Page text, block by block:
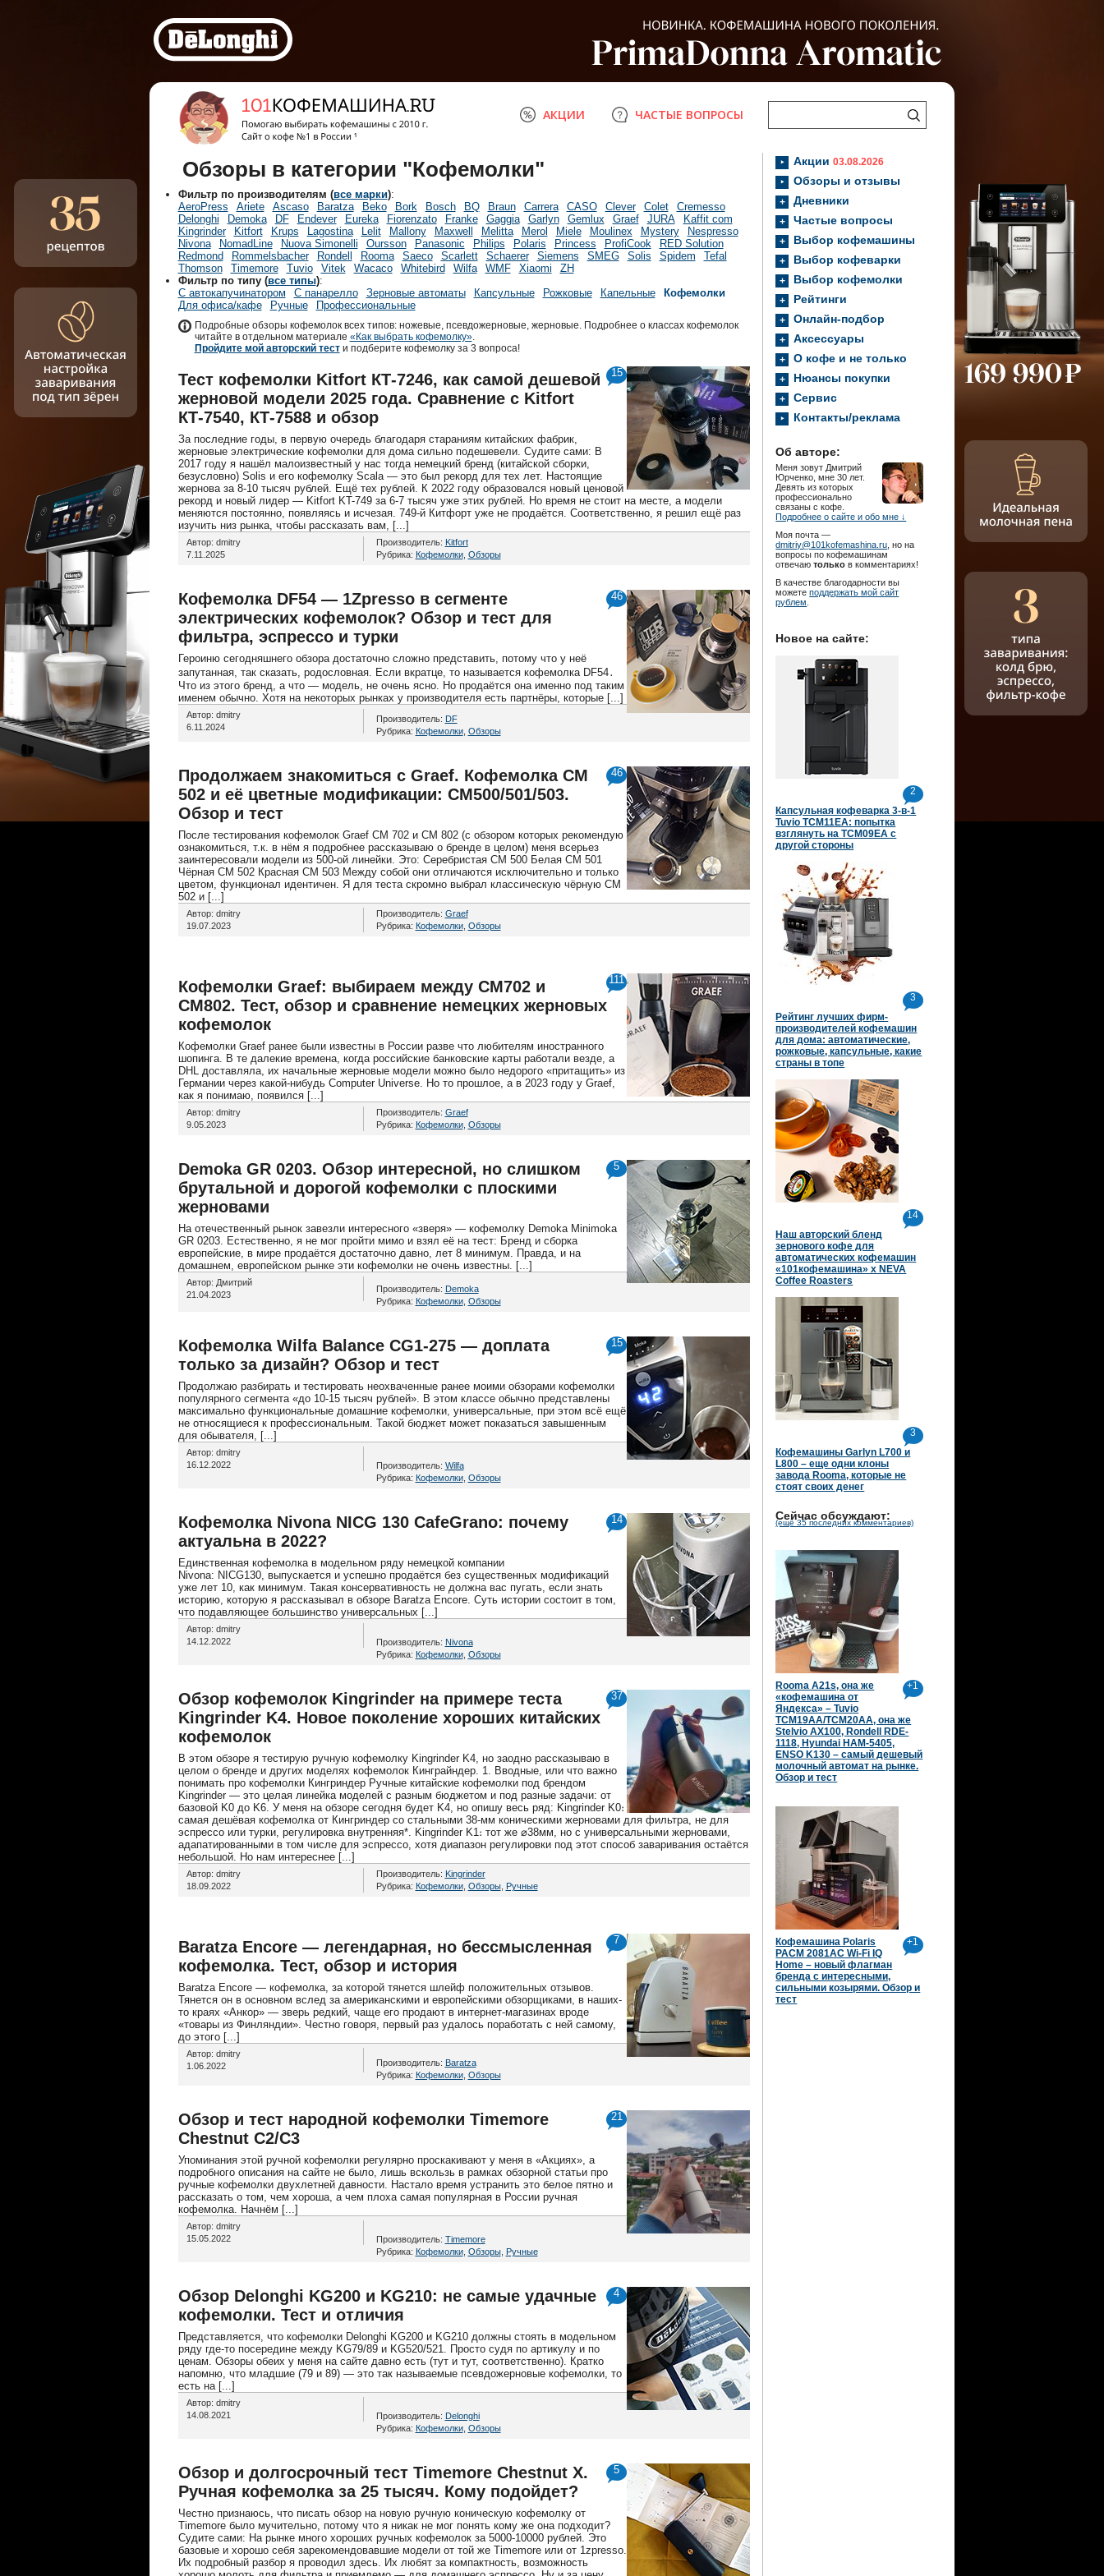
АКЦИИ ЧАСТЫЕ ВОПРОСЫ
Обзоры в категории "Кофемолки"
Фильтр по производителям (все марки):
AeroPress
Ariete Ascaso Baratza Beko Bork Bosch BQ Braun Carrera CASO Clever Colet
Cremesso
Delonghi
Demoka DF Endever Eureka Fiorenzato Franke Gaggia Garlyn Gemlux Graef JURA
Kaffit com
Kingrinder
Kitfort Krups Lagostina Lelit Mallony Maxwell Melitta Merol Miele Moulinex Mystery
Nespresso
Nivona
NomadLine Nuova Simonelli Oursson Panasonic Philips Polaris Princess ProfiCook
RED Solution
Redmond
Rommelsbacher Rondell Rooma Saeco Scarlett Schaerer Siemens SMEG Solis Spidem
Tefal
Thomson
Timemore Tuvio Vitek Wacaco Whitebird Wilfa WMF Xiaomi
ZH
Фильтр по типу (все типы):
С автокапучинатором
С панарелло Зерновые автоматы Капсульные Рожковые Капельные
Кофемолки
Для офиса/кафе
Ручные Профессиональные
Подробные обзоры кофемолок всех типов: ножевые, псевдожерновые, жерновые. Подробнее о классах кофемолок
читайте в отдельном материале «Как выбрать кофемолку».
Пройдите мой авторский тести подберите кофемолку за 3 вопроса!
15
Тест кофемолки Kitfort КТ-7246, как самой дешевой
жерновой модели 2025 года. Сравнение с Kitfort
КТ-7540, КТ-7588 и обзор
За последние годы, в первую очередь благодаря стараниям китайских фабрик,
жерновые электрические кофемолки для дома сильно подешевели. Судите сами: В
2017 году я нашёл малоизвестный у нас тогда немецкий бренд (китайской сборки,
безусловно) Solis и его кофемолку Scala — это был рекорд для тех лет. Настоящие
жернова за 8-10 тысяч рублей. Ещё тех рублей. К 2022 году образовался новый ценовой
рекорд и новый лидер — Kitfort KT-749 за 6-7 тысяч уже этих рублей. Но время не стоит на месте, а модели
меняются постоянно, появляясь и исчезая. 749-й Китфорт уже не продаётся. Соответственно, я решил ещё раз
изучить низ рынка, чтобы рассказать вам, [...]
Автор: dmitry
7.11.2025
Производитель: Kitfort
Рубрика: Кофемолки, Обзоры
46
Кофемолка DF54 — 1Zpresso в сегменте
электрических кофемолок? Обзор и тест для
фильтра, эспрессо и турки
Героиню сегодняшнего обзора достаточно сложно представить, потому что у неё
запутанная, так сказать, родословная. Если вкратце, то называется кофемолка DF54․
Что из этого бренд, а что — модель, не очень ясно. Но продаётся она именно под таким
именем обычно. Хотя на некоторых рынках у производителя есть партнёры, которые [...]
Автор: dmitry
6.11.2024
Производитель: DF
Рубрика: Кофемолки, Обзоры
46
Продолжаем знакомиться с Graef. Кофемолка CM
502 и её цветные модификации: CM500/501/503.
Обзор и тест
После тестирования кофемолок Graef CM 702 и CM 802 (с обзором которых рекомендую
ознакомиться, т.к. в нём я подробнее рассказываю о бренде в целом) меня всерьез
заинтересовали модели из 500-ой линейки. Это: Серебристая CM 500 Белая CM 501
Чёрная CM 502 Красная CM 503 Между собой они отличаются исключительно и только
цветом, функционал идентичен. Я для теста скромно выбрал классическую чёрную CM
502 и [...]
Автор: dmitry
19.07.2023
Производитель: Graef
Рубрика: Кофемолки, Обзоры
111
Кофемолки Graef: выбираем между CM702 и
CM802. Тест, обзор и сравнение немецких жерновых
кофемолок
Кофемолки Graef ранее были известны в России разве что любителям иностранного
шопинга. В те далекие времена, когда российские банковские карты работали везде, а
DHL доставляла, их начальные жерновые модели можно было недорого «притащить» из
Германии через какой-нибудь Computer Universe. Но то прошлое, а в 2023 году у Graef,
как я понимаю, появился [...]
Автор: dmitry
9.05.2023
Производитель: Graef
Рубрика: Кофемолки, Обзоры
5
Demoka GR 0203. Обзор интересной, но слишком
брутальной и дорогой кофемолки с плоскими
жерновами
На отечественный рынок завезли интересного «зверя» — кофемолку Demoka Minimoka
GR 0203. Естественно, я не мог пройти мимо и взял её на тест: Бренд и сборка
европейские, в мире продаётся достаточно давно, лет 8 минимум. Правда, и на
домашнем, европейском рынке эти кофемолки не очень известны. [...]
Автор: Дмитрий
21.04.2023
Производитель: Demoka
Рубрика: Кофемолки, Обзоры
15
Кофемолка Wilfa Balance CG1-275 — доплата
только за дизайн? Обзор и тест
Продолжаю разбирать и тестировать неохваченные ранее моими обзорами кофемолки
популярного сегмента «до 10-15 тысяч рублей». В этом классе обычно представлены
максимально функциональные домашние кофемолки, универсальные, при этом всё ещё
не относящиеся к профессиональным. Такой бюджет может показаться завышенным
для обывателя, [...]
Автор: dmitry
16.12.2022
Производитель: Wilfa
Рубрика: Кофемолки, Обзоры
14
Кофемолка Nivona NICG 130 CafeGrano: почему
актуальна в 2022?
Единственная кофемолка в модельном ряду немецкой компании
Nivona: NICG130, выпускается и успешно продаётся без существенных модификаций
уже лет 10, как минимум. Такая консервативность не должна вас пугать, если знать
историю, которую я рассказывал в обзоре Baratza Encore. Суть истории состоит в том,
что подавляющее большинство универсальных [...]
Автор: dmitry
14.12.2022
Производитель: Nivona
Рубрика: Кофемолки, Обзоры
37
Обзор кофемолок Kingrinder на примере теста
Kingrinder K4. Новое поколение хороших китайских
кофемолок
В этом обзоре я тестирую ручную кофемолку Kingrinder K4, но заодно рассказываю в
целом о бренде и других моделях кофемолок Кинграйндер. 1. Вводные, или что важно
понимать про кофемолки Кингриндер Ручные китайские кофемолки под брендом
Kingrinder — это целая линейка моделей с разным бюджетом и под разные задачи: от
базовой K0 до K6. У меня на обзоре сегодня будет K4, но опишу весь ряд: Kingrinder K0։
самая дешёвая кофемолка от Кингриндер со стальными 38-мм коническими жерновами для фильтра, не для
эспрессо или турки, регулировка внутренняя*. Kingrinder K1։ тот же ⌀38мм, но с универсальными жерновами,
адапатированными в том числе для эспрессо, хотя диапазон регулировки под этот способ заваривания остаётся
небольшой. Но нам интереснее [...]
Автор: dmitry
18.09.2022
Производитель: Kingrinder
Рубрика: Кофемолки, Обзоры, Ручные
7
Baratza Encore — легендарная, но бессмысленная
кофемолка. Тест, обзор и история
Baratza Encore — кофемолка, за которой тянется шлейф положительных отзывов.
Тянется он в основном вслед за американскими и европейскими обзорщиками, в наших-
то краях «Анкор» — зверь редкий, чаще его продают в интернет-магазинах вроде
«товары из Финляндии». Честно говоря, первый раз удалось поработать с ней самому,
до этого [...]
Автор: dmitry
1.06.2022
Производитель: Baratza
Рубрика: Кофемолки, Обзоры
21
Обзор и тест народной кофемолки Timemore
Chestnut C2/C3
Упоминания этой ручной кофемолки регулярно проскакивают у меня в «Акциях», а
подробного описания на сайте не было, лишь вскользь в рамках обзорной статьи про
ручные кофемолки двухлетней давности. Настало время устранить это белое пятно и
рассказать о том, чем хороша, а чем плоха самая популярная в России ручная
кофемолка. Начнём [...]
Автор: dmitry
15.05.2022
Производитель: Timemore
Рубрика: Кофемолки, Обзоры, Ручные
4
Обзор Delonghi KG200 и KG210: не самые удачные
кофемолки. Тест и отличия
Представляется, что кофемолки Delonghi KG200 и KG210 должны стоять в модельном
ряду где-то посередине между KG79/89 и KG520/521. Просто судя по артикулу и по
ценам. Обзоры обеих у меня на сайте давно есть (тут и тут, соответственно). Кратко
напомню, что младшие (79 и 89) — это так называемые псевдожерновые кофемолки, то
есть на [...]
Автор: dmitry
14.08.2021
Производитель: Delonghi
Рубрика: Кофемолки, Обзоры
5
Обзор и долгосрочный тест Timemore Chestnut X.
Ручная кофемолка за 25 тысяч. Кому подойдет?
Честно признаюсь, что писать обзор на новую ручную коническую кофемолку от
Timemore было мучительно, потому что я никак не мог понять кому же она подходит?
Судите сами: На рынке много хороших ручных кофемолок за 5000-10000 рублей. Это
базовые и хорошо себя зарекомендовавшие модели от той же Timemore или от 1zpresso.
Их подробный разбор я проводил здесь. Их любят за компактность, возможность
Акции03.08.2026
Обзоры и отзывы
Дневники
Частые вопросы
Выбор кофемашины
Выбор кофеварки
Выбор кофемолки
Рейтинги
Онлайн-подбор
Аксессуары
О кофе и не только
Нюансы покупки
Сервис
Контакты/реклама
Об авторе:
Меня зовут Дмитрий
Юрченко, мне 30 лет.
Девять из которых
профессионально
связаны с кофе.
Подробнее о сайте и обо мне ↓
Моя почта —
dmitriy@101kofemashina.ru , но на
вопросы по кофемашинам
отвечаютолько в комментариях!
В качестве благодарности вы
можетеподдержать мой сайт
рублем
Новое на сайте:
2
Капсульная кофеварка 3-в-1
Tuvio TCM11EA: попытка
взглянуть на TCM09EA с
другой стороны
3
Рейтинг лучших фирм-
производителей кофемашин
для дома: автоматические,
рожковые, капсульные, какие
страны в топе
14
Наш авторский бленд
зернового кофе для
автоматических кофемашин
«101кофемашина» х NEVA
Coffee Roasters
3
Кофемашины Garlyn L700 и
L800 – еще одни клоны
завода Rooma, которые не
стоят своих денег
Сейчас обсуждают:
(ещё 35 последних комментариев)
+1
Rooma A21s, она же
«кофемашина от
Яндекса» – Tuvio
TCM19AA/TCM20AA, она же
Stelvio AX100, Rondell RDE-
1118, Hyundai HAM-5405,
ENSO K130 – самый дешевый
молочный автомат на рынке.
Обзор и тест
+1
Кофемашина Polaris
PACM 2081AC Wi-Fi IQ
Home – новый флагман
бренда с интересными,
сильными козырями. Обзор и
тест